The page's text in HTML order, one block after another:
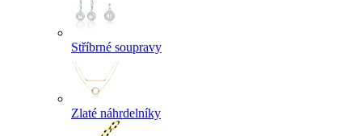
Stříbrné soupravy
Zlaté náhrdelníky